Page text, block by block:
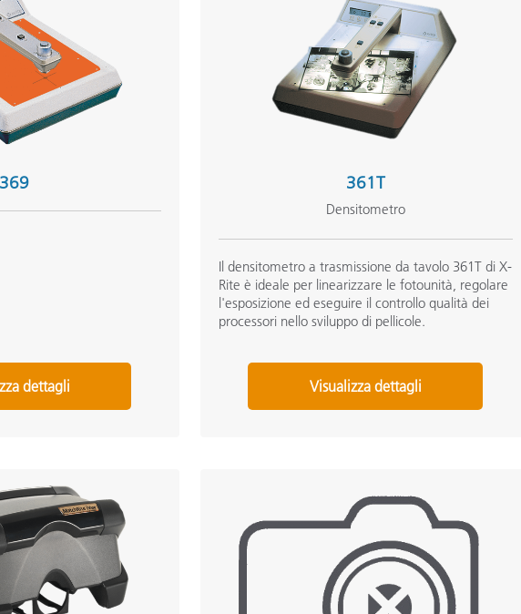
369
dettagli
361T
Densitometro
Il densitometro a trasmissione da tavolo 361T di X-
Rite è ideale per linearizzare le fotounità, regolare
l'esposizione ed eseguire il controllo qualità dei
processori nello sviluppo di pellicole.
Visualizza dettagli